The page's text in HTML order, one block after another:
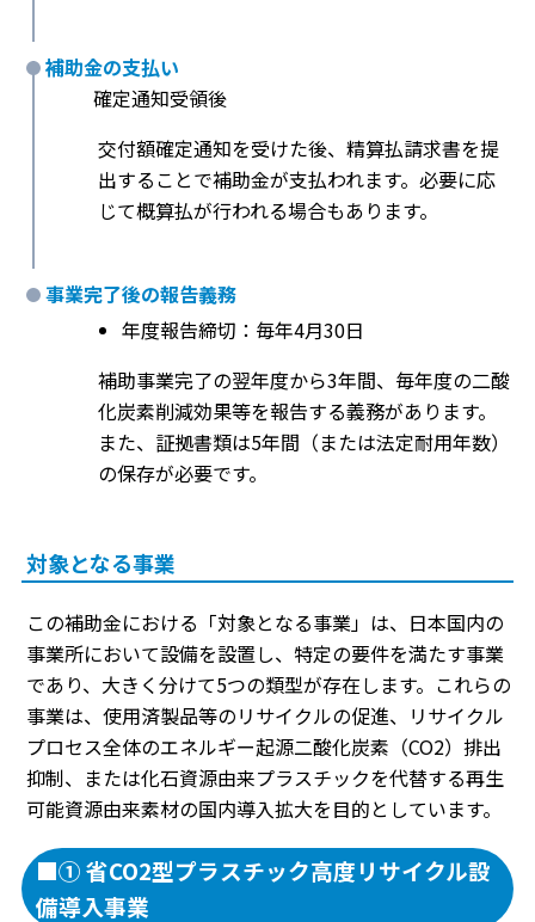
補助金の支払い
確定通知受領後
交付額確定通知を受けた後、精算払請求書を提
出することで補助金が支払われます。必要に応
じて概算払が行われる場合もあります。
事業完了後の報告義務
年度報告締切：毎年4月30日
補助事業完了の翌年度から3年間、毎年度の二酸
化炭素削減効果等を報告する義務があります。
また、証拠書類は5年間（または法定耐用年数）
の保存が必要です。
対象となる事業
この補助金における「対象となる事業」は、日本国内の
事業所において設備を設置し、特定の要件を満たす事業
であり、大きく分けて5つの類型が存在します。これらの
事業は、使用済製品等のリサイクルの促進、リサイクル
プロセス全体のエネルギー起源二酸化炭素（CO2）排出
抑制、または化石資源由来プラスチックを代替する再生
可能資源由来素材の国内導入拡大を目的としています。
■① 省CO2型プラスチック高度リサイクル設
備導入事業